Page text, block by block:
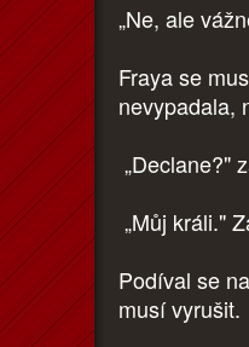
„Ne, ale
Fraya se
nevypadala,
„Declane?"
„Můj králi."
Podíval se
musí vyrušit.